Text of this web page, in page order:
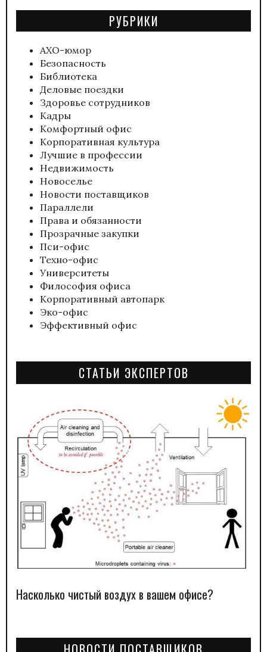
РУБРИКИ
АХО-юмор
Безопасность
Библиотека
Деловые поездки
Здоровье сотрудников
Кадры
Комфортный офис
Корпоративная культура
Лучшие в профессии
Недвижимость
Новоселье
Новости поставщиков
Параллели
Права и обязанности
Прозрачные закупки
Пси-офис
Техно-офис
Университеты
Философия офиса
Корпоративный автопарк
Эко-офис
Эффективный офис
СТАТЬИ ЭКСПЕРТОВ
Насколько чистый воздух в вашем офисе?